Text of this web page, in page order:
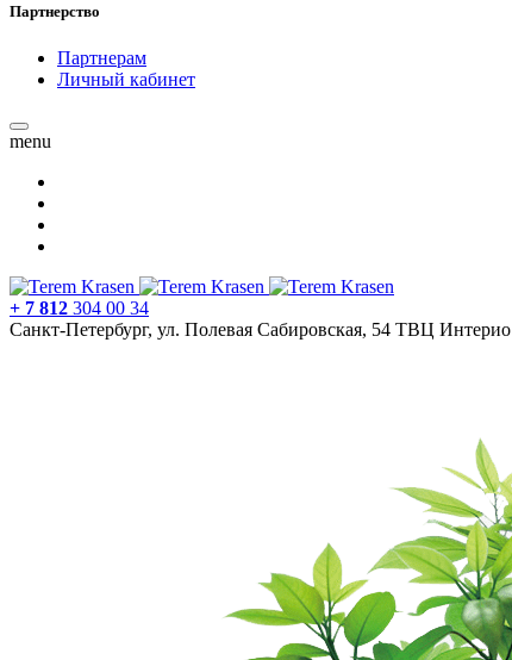
Партнерство
Партнерам
Личный кабинет
menu
+ 7 812 304 00 34
Санкт-Петербург, ул. Полевая Сабировская, 54 ТВЦ Интерио